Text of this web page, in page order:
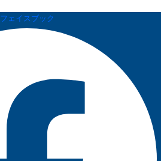
フェイスブック